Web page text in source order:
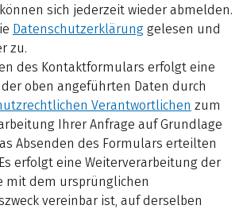
sich jederzeit wieder abmelden.
Datenschutzerklärung gelesen und
zu.
des Kontaktformulars erfolgt eine
oben angeführten Daten durch
Verantwortlichen zum
Ihrer Anfrage auf Grundlage
Absenden des Formulars erteilten
erfolgt eine Weiterverarbeitung der
mit dem ursprünglichen
vereinbar ist, auf derselben